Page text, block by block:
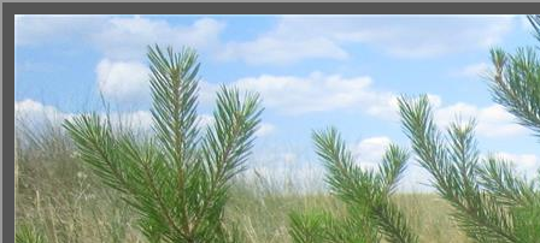
Новости OOПT
< К списку ООПТ | Подробно | Кадастр На карте | Фотоальбом |
Геологическое